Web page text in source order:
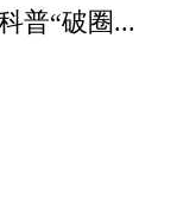
普“破圈...